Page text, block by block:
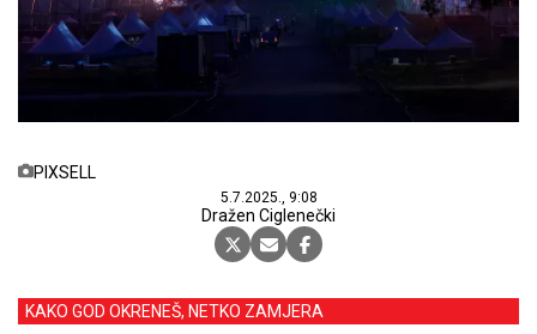
PIXSELL
5.7.2025., 9:08
Dražen Ciglenečki
KAKO GOD OKRENEŠ, NETKO ZAMJERA